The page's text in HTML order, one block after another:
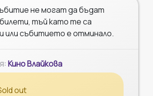
не могат да бъдат
тъй като те са
или събитието е отминало.
:Кино Влайкова
out